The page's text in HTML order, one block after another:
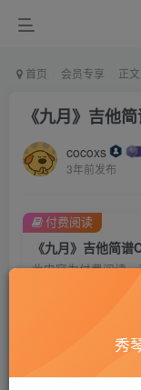
首页 会员专享 正文
《九月》吉他
cocoxs
3年前发布
《九月》吉他简谱
此内容为付费阅读
黄金会员
付费阅读
秀